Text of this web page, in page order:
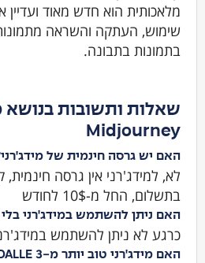
מלאכותית הוא חדש מאוד ועדיין
שימוש, העתקה והשראה
בתמונות בתבונה.
שאלות ותשובות בנושא
Midjourney
האם יש גרסה חינמית של
בתשלום, החל מ-10$ לחודש
האם ניתן להשתמש במידג'רני בלי Discord?
כרגע לא ניתן להשתמש
האם מידג'רני טוב יותר מ-DALLE 3?